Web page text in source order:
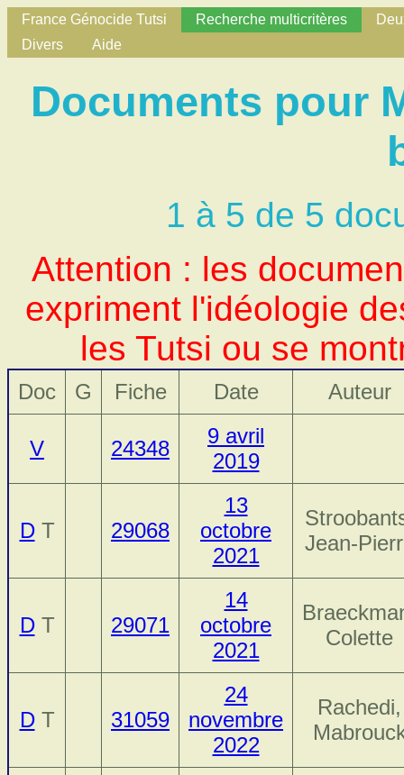
France Génocide Tutsi Recherche multicritères
Divers
Aide
Documents pour
1 à 5 de 5
Attention : les
expriment l'idéologie
les Tutsi ou se
Doc G Fiche Date Auteur
V 24348
9 avril
2019
DT 29068
13
octobre
2021
Jean-
DT 29071
14
octobre
2021
Colette
DT 31059
24
novembre
2022
Rachedi,